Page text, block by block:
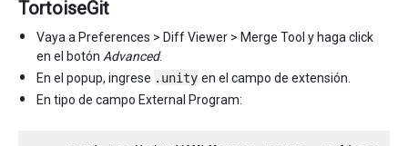
TortoiseGit
Vaya a Preferences > Diff Viewer > Merge Tool y haga click
en el botón Advanced.
En el popup, ingrese .unity en el campo de extensión.
En tipo de campo External Program: